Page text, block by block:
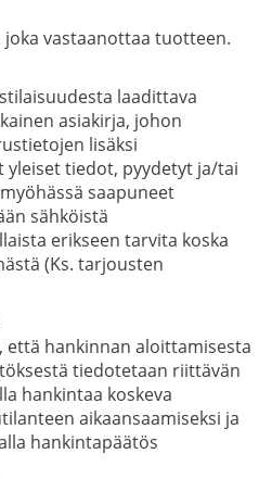
vastaanottaa tuotteen.
laadittava
asiakirja, johon
lisäksi
yleiset tiedot, pyydetyt ja/tai
saapuneet
sähköistä
erikseen tarvita koska
(Ks. tarjousten
että hankinnan aloittamisesta
tiedotetaan riittävän
hankintaa koskeva
aikaansaamiseksi ja
hankintapäätös